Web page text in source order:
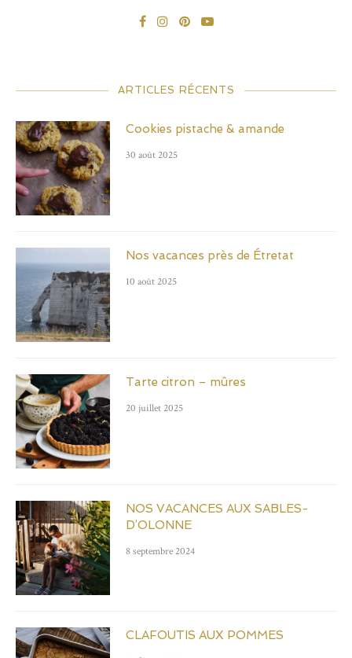
ARTICLES RÉCENTS
Cookies pistache & amande
30 août 2025
Nos vacances près de Étretat
10 août 2025
Tarte citron – mûres
20 juillet 2025
NOS VACANCES AUX SABLES-
D’OLONNE
8 septembre 2024
CLAFOUTIS AUX POMMES